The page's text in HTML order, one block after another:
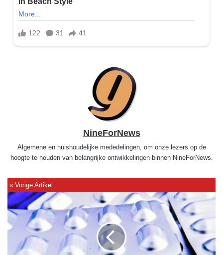
NineForNews
Algemene en huishoudelijke mededelingen, om onze lezers op de
hoogte te houden van belangrijke ontwikkelingen binnen NineForNews.
S
t
t